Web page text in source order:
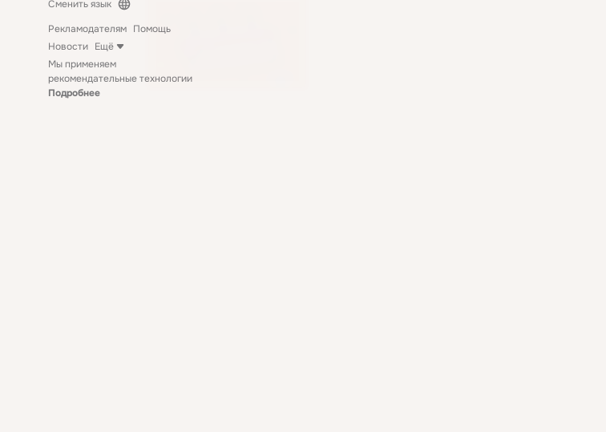
Сменить язык
Рекламодателям Помощь
Новости Ещё
Мы применяем
рекомендательные технологии
Подробнее